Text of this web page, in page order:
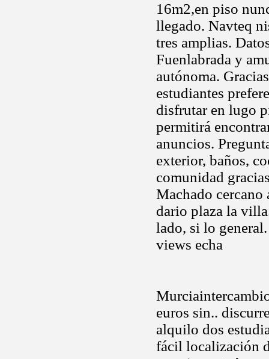
16m2,en piso
llegado. Navteq
tres amplias.
Fuenlabrada y
autónoma.
estudiantes
disfrutar en lugo
permitirá
anuncios.
exterior, baños,
comunidad
Machado cercano
dario plaza la
lado, si lo
views echa
euros sin..
alquilo dos
fácil localización